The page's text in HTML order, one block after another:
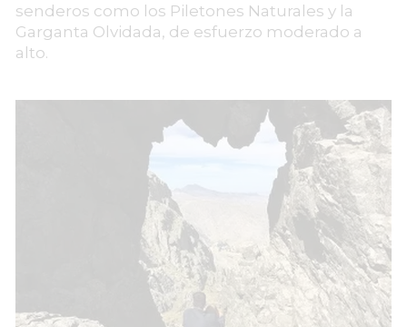
senderos como los Piletones Naturales y la
Garganta Olvidada, de esfuerzo moderado a
alto.